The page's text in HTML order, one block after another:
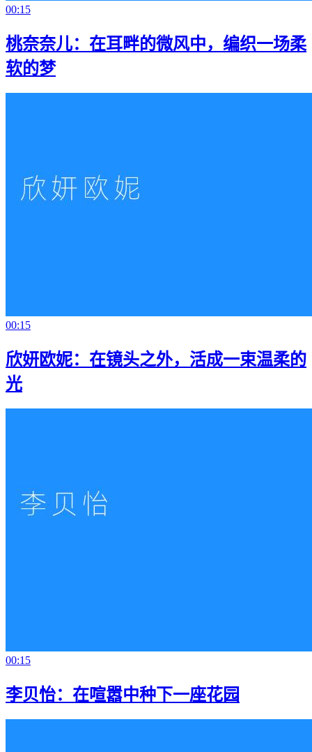
00:15
桃奈奈儿：在耳畔的微风中，编织一场柔
软的梦
00:15
欣妍欧妮：在镜头之外，活成一束温柔的
光
00:15
李贝怡：在喧嚣中种下一座花园